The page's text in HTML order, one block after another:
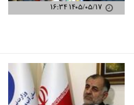
۱۴۰۵/۰۵/۱۷ ۱۶:۳۴